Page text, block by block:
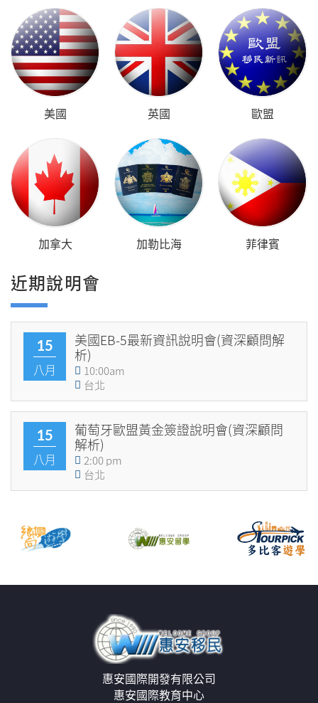
美國 英國 歐盟
加拿大 加勒比海 菲律賓
近期說明會
15
八月
美國EB-5最新資訊說明會(資深顧問解
析)
10:00am
台北
15
八月
葡萄牙歐盟黃金簽證說明會(資深顧問
解析)
2:00 pm
台北
惠安國際開發有限公司
惠安國際教育中心